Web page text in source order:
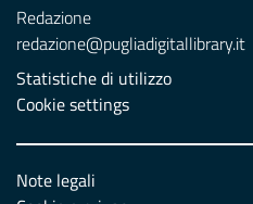
Redazione
redazione@pugliadigitallibrary.it
Statistiche di utilizzo
Cookie settings
Note legali